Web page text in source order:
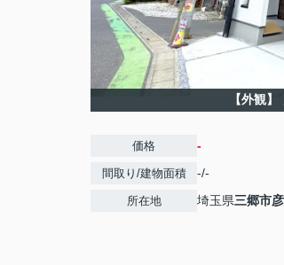
【外観】
価格 -
間取り/建物面積 -/-
所在地 埼玉県三郷市